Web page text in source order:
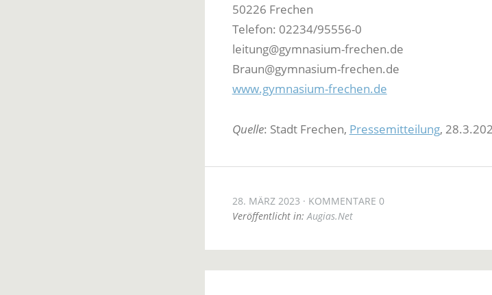
50226 Frechen
Telefon: 02234/95556-0
leitung@gymnasium-frechen.de
Braun@gymnasium-frechen.de
www.gymnasium-frechen.de
Quelle: Stadt Frechen, Pressemitteilung,
28. MÄRZ 2023
KOMMENTARE 0
Veröffentlicht in: Augias.Net